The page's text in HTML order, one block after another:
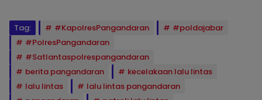
Tag: #KapolresPangandaran
#poldajabar
#PolresPangandaran
#Satlantaspolrespangandaran
berita pangandaran
kecelakaan lalu lintas
lalu lintas
lalu lintas pangandaran